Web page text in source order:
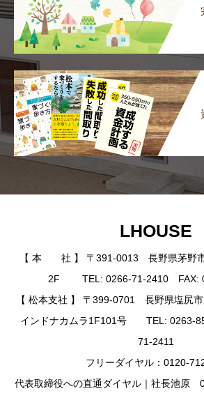
LHOUSE
【 本 社 】 〒391-0013 長野県茅野
2F TEL: 0266-71-2410 FAX:
【 松本支社 】 〒399-0701 長野県塩尻
インドナカムラ1F101号 TEL: 0263-
71-2411
フリーダイヤル：0120-
代表取締役への直通ダイヤル｜社長池